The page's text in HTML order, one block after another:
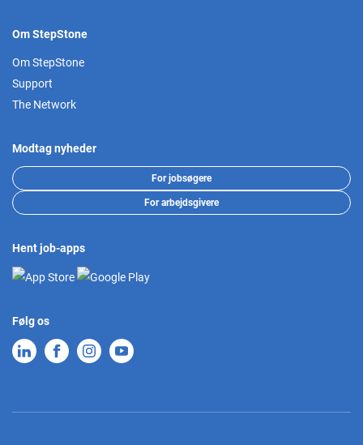
Om StepStone
Om StepStone
Support
The Network
Modtag nyheder
For jobsøgere
For arbejdsgivere
Hent job-apps
Følg os